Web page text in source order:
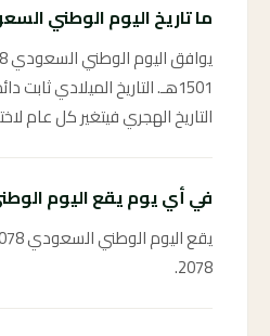
ما تاريخ اليوم الوطني السعودي 2078
التاريخ الهجري فيتغير كل عام
في أي يوم يقع اليوم الوطني
2078.